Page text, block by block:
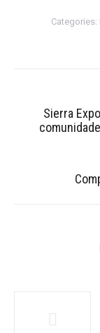
Categories:
Sierra